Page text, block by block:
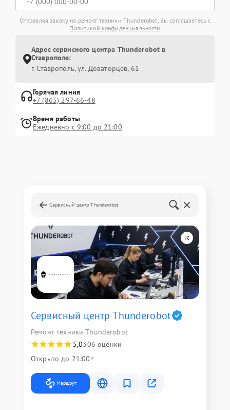
Отправляя заявку на ремонт техники Thunderobot, Вы соглашаетесь с
Политикой конфиденциальности
Адрес сервисного центра Thunderobot в
Ставрополе:
г. Ставрополь, ул. Доваторцев, 61
Горячая линия
+7 (865) 297-66-48
Время работы
Ежедневно с 9:00 до 21:00
Сервисный центр Thunderobot
Сервисный центр Thunderobot
Ремонт техники Thunderobot
5,0306 оценки
Открыто до 21:00
Маршрут